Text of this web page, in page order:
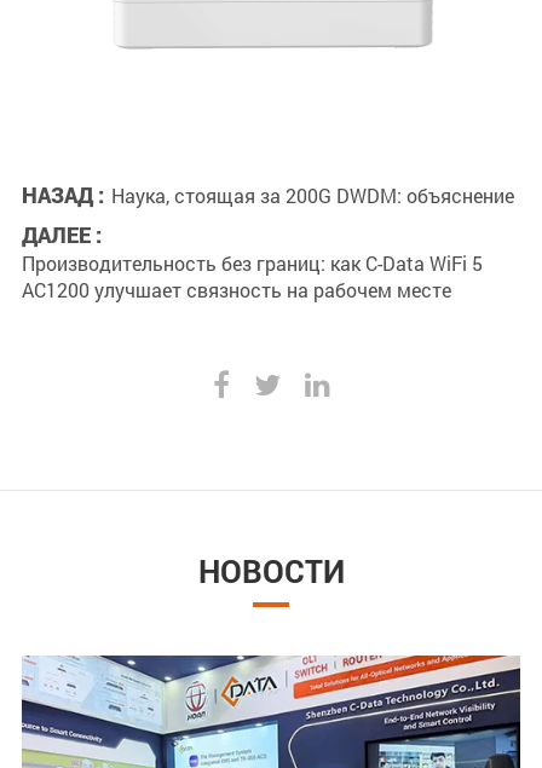
НАЗАД : Наука, стоящая за 200G DWDM: объяснение
ДАЛЕЕ :
Производительность без границ: как C-Data WiFi 5
AC1200 улучшает связность на рабочем месте
НОВОСТИ